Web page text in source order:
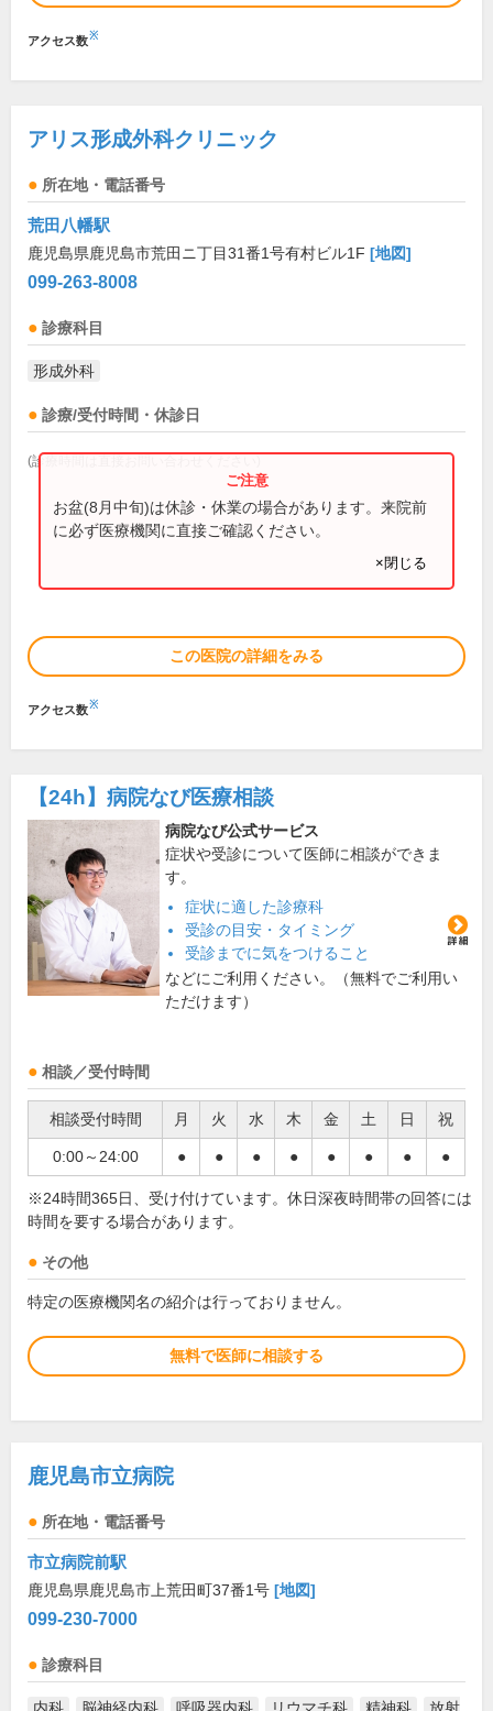
アクセス数※
アリス形成外科クリニック
所在地・電話番号
荒田八幡駅
鹿児島県鹿児島市荒田ニ丁目31番1号有村ビル1F [地図]
099-263-8008
診療科目
形成外科
診療/受付時間・休診日
(診療時間は直接お問い合わせください)
お盆(8月中旬)は休診・休業の場合があります。来院前
に必ず医療機関に直接ご確認ください。
×閉じる
この医院の詳細をみる
アクセス数※
【24h】 病院なび医療相談
病院なび公式サービス
症状や受診について医師に相談ができま
す。
症状に適した診療科
受診の目安・タイミング
受診までに気をつけること
などにご利用ください。（無料でご利用い
ただけます）
相談／受付時間
相談受付時間 月 火 水 木 金 土 日 祝
0:00～24:00 ● ● ● ● ● ● ● ●
※24時間365日、受け付けています。休日深夜時間帯の回答には
時間を要する場合があります。
その他
特定の医療機関名の紹介は行っておりません。
無料で医師に相談する
鹿児島市立病院
所在地・電話番号
市立病院前駅
鹿児島県鹿児島市上荒田町37番1号 [地図]
099-230-7000
診療科目